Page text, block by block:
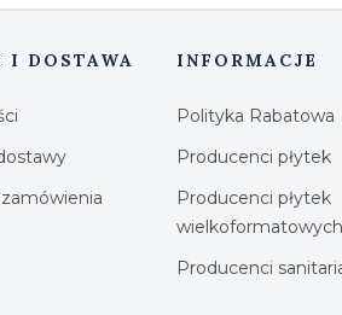
I DOSTAWA INFORMACJE
Polityka Rabatowa
Producenci płytek
Producenci płytek
Producenci